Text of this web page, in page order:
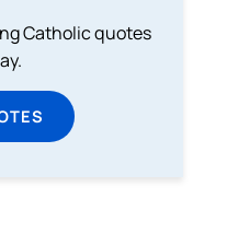
Catholic quotes